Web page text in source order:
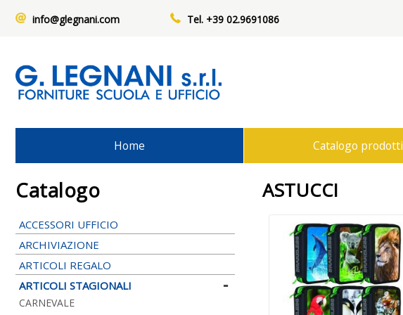
info@glegnani.com Tel. +39 02.9691086
Home Catalogo prodotti
Catalogo
ACCESSORI UFFICIO
ARCHIVIAZIONE
ARTICOLI REGALO
ARTICOLI STAGIONALI
CARNEVALE
ASTUCCI